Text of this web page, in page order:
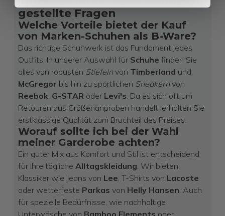
gestellte Fragen
Welche Vorteile bietet der Kauf
von Marken-Schuhen als B-Ware?
Das richtige Schuhwerk ist das Fundament jedes
Outfits. In unserer Auswahl für Schuhe finden Sie
alles von robusten Stiefelnvon Timberland und
McGregor bis hin zu sportlichen Sneakernvon
Reebok, G-STARoder Levi's. Da es sich oft um
Retouren aus Größenanproben handelt, erhalten Sie
erstklassige Qualität zum Bruchteil des Preises.
Worauf sollte ich bei der Wahl
meiner Garderobe achten?
Ein guter Mix aus Komfort und Stil ist entscheidend
für Ihre tägliche Alltagskleidung. Wir bieten
Klassiker wie Jeans von Lee, T-Shirts von Lacoste
oder wetterfeste Parkas von Helly Hansen. Auch
für spezielle Bedürfnisse, wie nachhaltige
Unterwäsche von Bamboo Elements oder